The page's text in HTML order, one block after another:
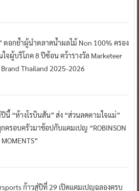
ตอกย้ำผู้นำตลาดน้ำผลไม้ Non 100% ครอง
ใจผู้บริโภค 8 ปีซ้อน คว้ารางวัล Marketeer
Thailand 2025-2026
นี้ “ห้างโรบินสัน” ส่ง “ส่วนลดตามใจแม่”
ครอบครัวมาช้อปกับแคมเปญ “ROBINSON
ก้าวสู่ปีที่ 29 เปิดแคมเปญฉลองครบ